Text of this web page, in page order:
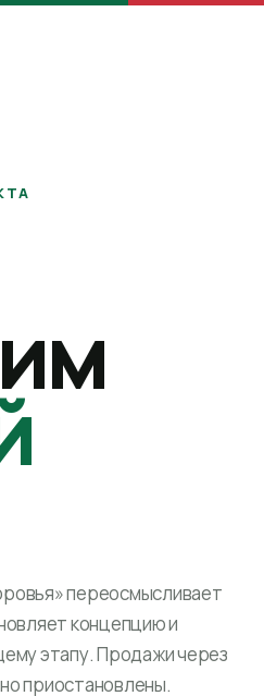
переосмысливает
концепцию и
этапу. Продажи через
приостановлены.